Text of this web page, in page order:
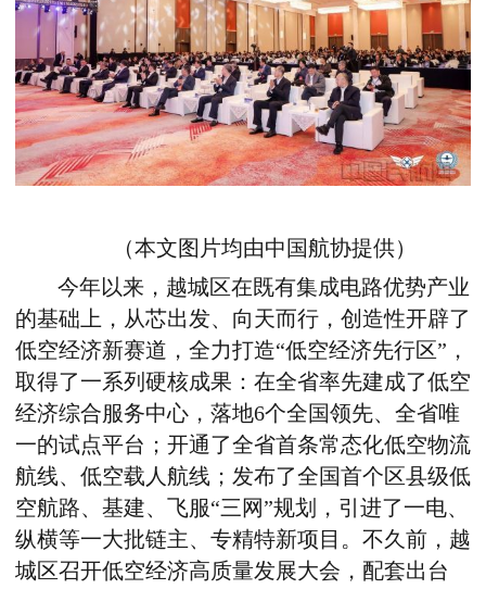
（本文图片均由中国航协提供）
今年以来，越城区在既有集成电路优势产业
的基础上，从芯出发、向天而行，创造性开辟了
低空经济新赛道，全力打造“低空经济先行区”，
取得了一系列硬核成果：在全省率先建成了低空
经济综合服务中心，落地6个全国领先、全省唯
一的试点平台；开通了全省首条常态化低空物流
航线、低空载人航线；发布了全国首个区县级低
空航路、基建、飞服“三网”规划，引进了一电、
纵横等一大批链主、专精特新项目。不久前，越
城区召开低空经济高质量发展大会，配套出台